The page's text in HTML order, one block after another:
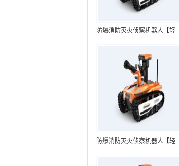
防爆消防灭火侦察机器人【轻
装置+语音控制+跟随功能+5G控
防爆消防灭火侦察机器人【轻